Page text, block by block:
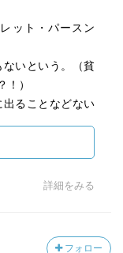
ット・パースン
いという。（貧
！）
ることなどない
れる。
詳細をみる
フォロー